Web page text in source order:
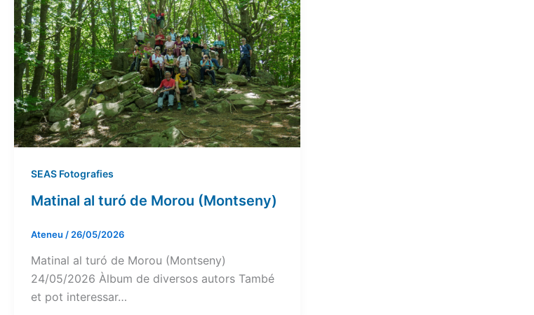
SEAS Fotografies
Matinal al turó de Morou (Montseny)
Ateneu / 26/05/2026
Matinal al turó de Morou (Montseny)
24/05/2026 Àlbum de diversos autors També
et pot interessar…